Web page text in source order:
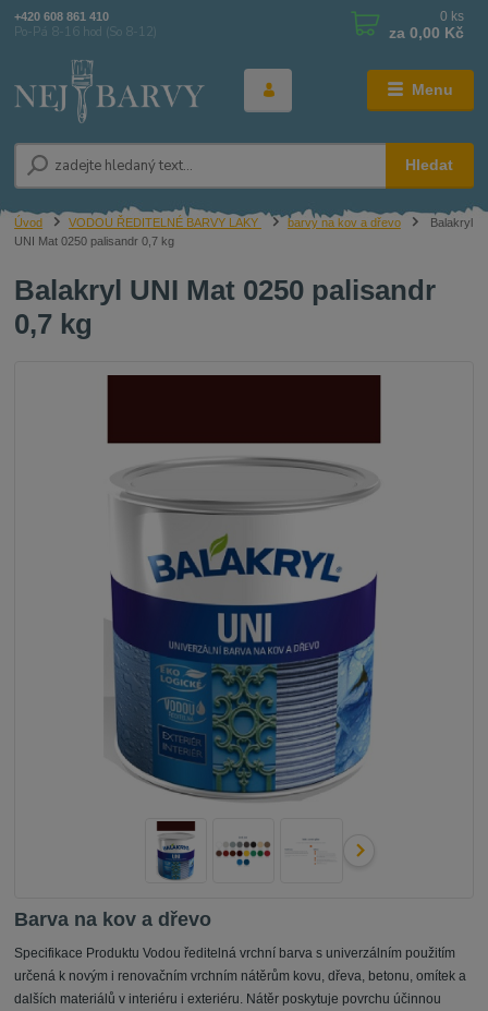
Menu
Hledat
+420 608 861 410
Po-Pá 8-16 hod (So 8-12)
0 ks
za 0,00 Kč
Úvod VODOU ŘEDITELNÉ BARVY LAKY barvy na kov a dřevo
Balakryl
UNI Mat 0250 palisandr 0,7 kg
Balakryl UNI Mat 0250 palisandr
0,7 kg
Barva na kov a dřevo
Specifikace Produktu Vodou ředitelná vrchní barva s univerzálním použitím
určená k novým i renovačním vrchním nátěrům kovu, dřeva, betonu, omítek a
dalších materiálů v interiéru i exteriéru. Nátěr poskytuje povrchu účinnou